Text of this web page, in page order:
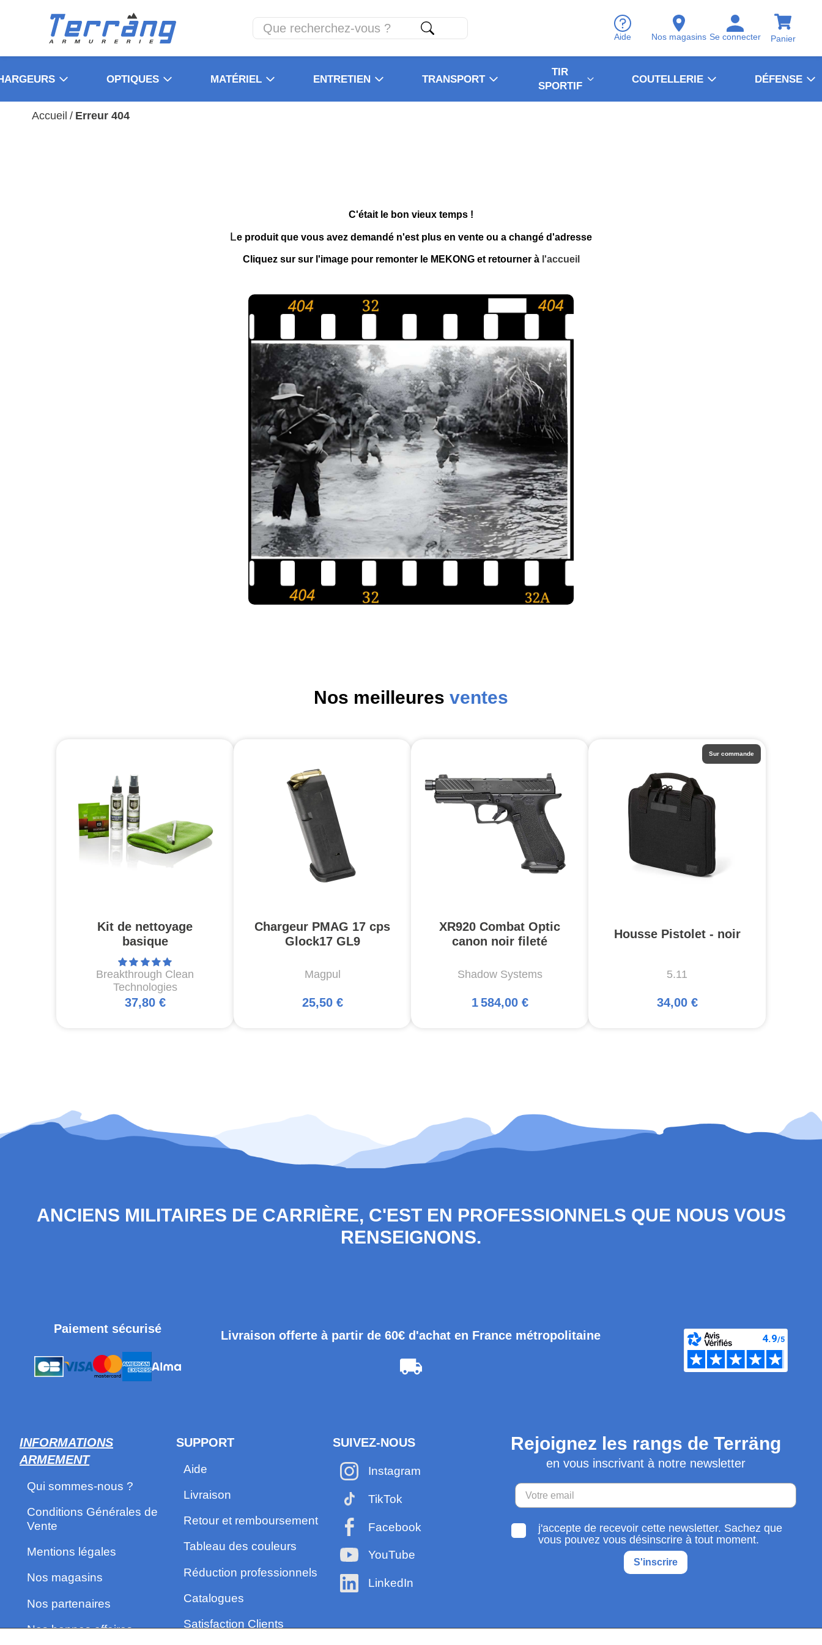
Aide Nos magasins Se connecter Panier
OPTIQUES MATÉRIEL ENTRETIEN TRANSPORT
TIR
SPORTIF
COUTELLERIE DÉFENSE
Accueil / Erreur 404
C'était le bon vieux temps !
Le produit que vous avez demandé n'est plus en vente ou a changé d'adresse
Cliquez sur sur l'image pour remonter le MEKONG et retourner à l'accueil
Nos meilleures ventes
Kit de nettoyage
basique
Breakthrough Clean
Technologies
37,80 €
Chargeur PMAG 17 cps
Glock17 GL9
Magpul
25,50 €
XR920 Combat Optic
canon noir fileté
Shadow Systems
1 584,00 €
Housse Pistolet - noir
5.11
34,00 €
Sur commande
ANCIENS MILITAIRES DE CARRIÈRE, C'EST EN PROFESSIONNELS QUE NOUS VOUS
RENSEIGNONS.
Paiement sécurisé Livraison offerte à partir de 60€ d'achat en France métropolitaine
INFORMATIONS
ARMEMENT
Qui sommes-nous ?
Conditions Générales de
Vente
Mentions légales
Nos magasins
Nos partenaires
Nos bonnes affaires
SUPPORT
Aide
Livraison
Retour et remboursement
Tableau des couleurs
Réduction professionnels
Catalogues
Satisfaction Clients
SUIVEZ-NOUS
Instagram
TikTok
Facebook
YouTube
LinkedIn
Rejoignez les rangs de Terräng
en vous inscrivant à notre newsletter
j'accepte de recevoir cette newsletter. Sachez que
vous pouvez vous désinscrire à tout moment.
S'inscrire